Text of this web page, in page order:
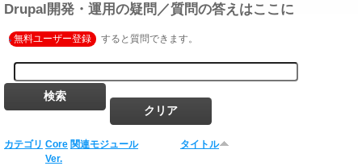
Drupal開発・運用の疑問／質問の答えはここに
無料ユーザー登録 すると質問できます。
カテゴリ Core
Ver.
関連モジュール タイトル